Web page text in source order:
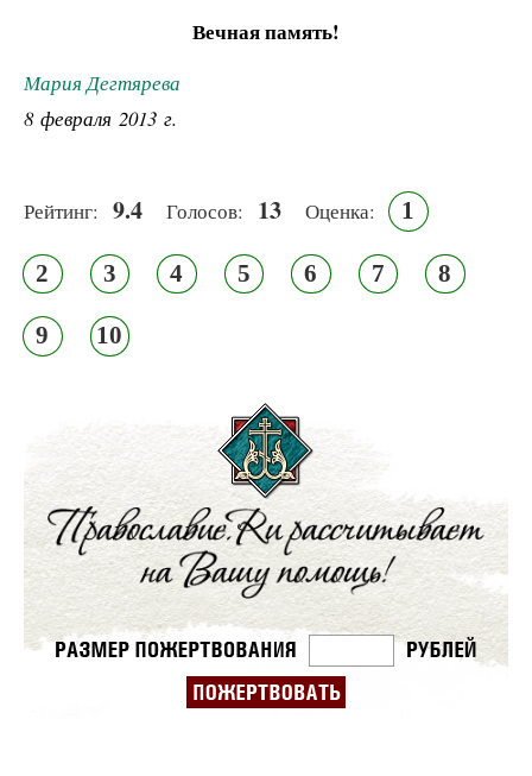
Вечная память!
Мария Дегтярева
8 февраля 2013 г.
Рейтинг: 9.4 Голосов: 13 Оценка: 1
2 3 4 5 6 7 8
9 10